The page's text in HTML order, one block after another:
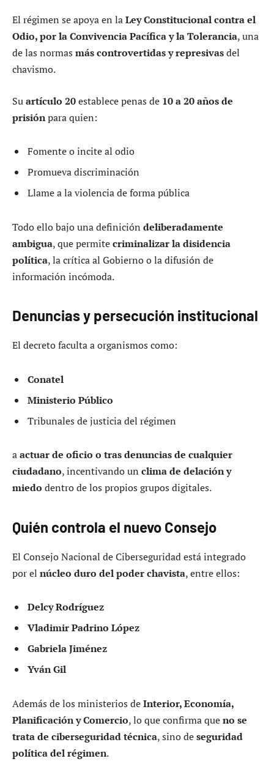
El régimen se apoya en laLey Constitucional contra el
Odio, por la Convivencia Pacífica y la Tolerancia, una
de las normas más controvertidas y represivasdel
chavismo.
Suartículo 20establece penas de 10 a 20 años de
prisiónpara quien:
Fomente o incite al odio
Promueva discriminación
Llame a la violencia de forma pública
Todo ello bajo una definición deliberadamente
ambigua, que permitecriminalizar la disidencia
política, la crítica al Gobierno o la difusión de
información incómoda.
Denuncias y persecución institucional
El decreto faculta a organismos como:
Conatel
Ministerio Público
Tribunales de justicia del régimen
aactuar de oficio o tras denuncias de cualquier
ciudadano, incentivando un clima de delación y
miedo dentro de los propios grupos digitales.
Quién controla el nuevo Consejo
El Consejo Nacional de Ciberseguridad está integrado
por el núcleo duro del poder chavista, entre ellos:
Delcy Rodríguez
Vladimir Padrino López
Gabriela Jiménez
Yván Gil
Además de los ministerios deInterior, Economía,
Planificación y Comercio, lo que confirma queno se
trata de ciberseguridad técnica, sino deseguridad
política del régimen.